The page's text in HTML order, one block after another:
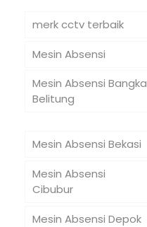
merk cctv terbaik
Mesin Absensi
Mesin Absensi Bangka
Belitung
Mesin Absensi Bekasi
Mesin Absensi
Cibubur
Mesin Absensi Depok